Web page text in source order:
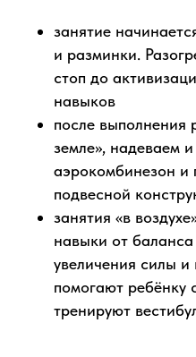
занятие
и разминки.
стоп до
навыков
после выполнения
земле», надеваем
аэрокомбинезон и
подвесной
занятия «в
навыки от
увеличения силы
помогают ребёнку
тренируют